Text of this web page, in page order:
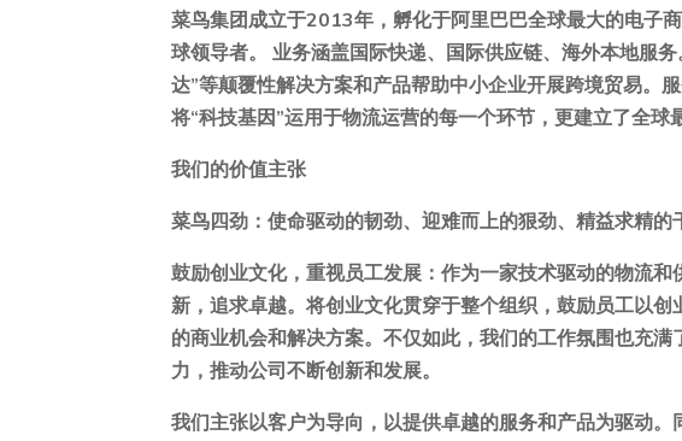
菜鸟集团成立于2013年，孵化于阿里巴巴全球最大的电子
球领导者。 业务涵盖国际快递、国际供应链、海外本地服
达”等颠覆性解决方案和产品帮助中小企业开展跨境贸易。
将“科技基因”运用于物流运营的每一个环节，更建立了全球
我们的价值主张
菜鸟四劲：使命驱动的韧劲、迎难而上的狠劲、精益求精
鼓励创业文化，重视员工发展：作为一家技术驱动的物流
新，追求卓越。将创业文化贯穿于整个组织，鼓励员工以
的商业机会和解决方案。不仅如此，我们的工作氛围也充
力，推动公司不断创新和发展。
我们主张以客户为导向，以提供卓越的服务和产品为驱动